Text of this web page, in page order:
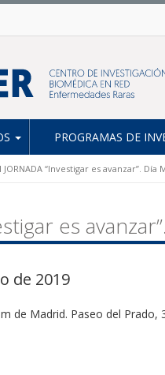
PROGRAMAS DE
JORNADA “Investigar es avanzar”.
es
de 2019
de Madrid. Paseo del Prado,